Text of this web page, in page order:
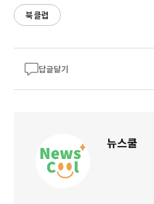
북클럽
답글달기
뉴스쿨